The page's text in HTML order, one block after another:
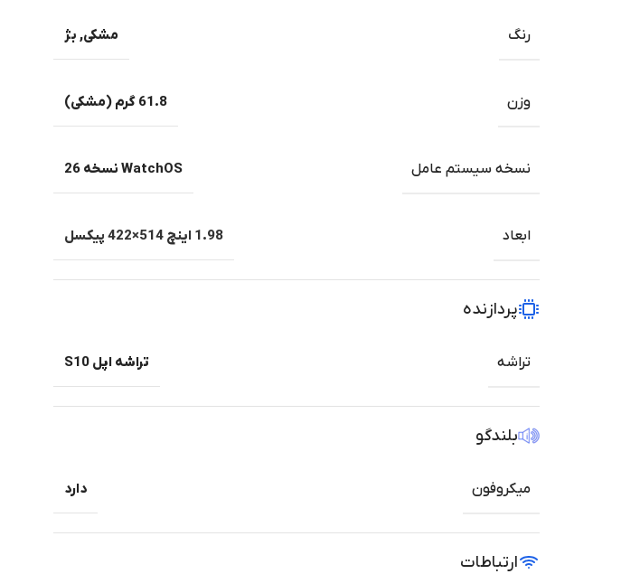
رنگ مشکی, بژ
وزن 61.8 گرم (مشکی)
نسخه سیستم عامل WatchOS نسخه 26
ابعاد 1.98 اینچ 514×422 پیکسل
پردازنده
تراشه تراشه اپل S10
بلندگو
میکروفون دارد
ارتباطات